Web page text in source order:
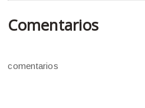
Comentarios
comentarios